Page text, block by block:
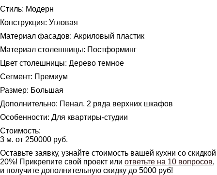
Стиль: Модерн
Конструкция: Угловая
Материал фасадов: Акриловый пластик
Материал столешницы: Постформинг
Цвет столешницы: Дерево темное
Сегмент: Премиум
Размер: Большая
Дополнительно: Пенал, 2 ряда верхних шкафов
Особенности: Для квартиры-студии
Стоимость:
3 м. от 250000 руб.
Оставьте заявку, узнайте стоимость вашей кухни со скидкой
20%! Прикрепите свой проект или ответьте на 10 вопросов,
и получите дополнительную скидку до 5000 руб!